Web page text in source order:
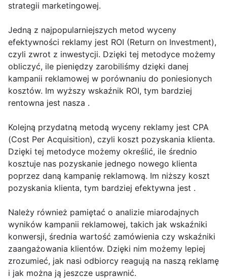
strategii marketingowej.
Jedną z najpopularniejszych metod wyceny
efektywności reklamy jest ROI (Return on Investment),
czyli zwrot z inwestycji. Dzięki tej metodyce możemy
obliczyć, ile pieniędzy zarobiliśmy dzięki danej
kampanii reklamowej w porównaniu do poniesionych
kosztów. Im wyższy wskaźnik ROI, tym bardziej
rentowna jest nasza .
Kolejną przydatną metodą wyceny reklamy jest CPA
(Cost Per Acquisition), czyli koszt pozyskania klienta.
Dzięki tej metodyce możemy określić, ile średnio
kosztuje nas pozyskanie jednego nowego klienta
poprzez daną kampanię reklamową. Im niższy koszt
pozyskania klienta, tym bardziej efektywna jest .
Należy również pamiętać o analizie miarodajnych
wyników kampanii reklamowej, takich jak wskaźniki
konwersji, średnia wartość zamówienia czy wskaźniki
zaangażowania klientów. Dzięki nim możemy lepiej
zrozumieć, jak nasi odbiorcy reagują na naszą reklamę
i jak można ją jeszcze usprawnić.